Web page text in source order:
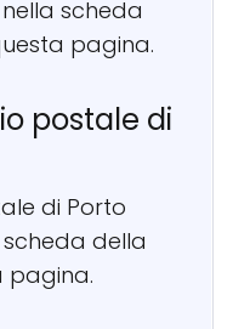
scheda
pagina.
postale di
di Porto
della
pagina.